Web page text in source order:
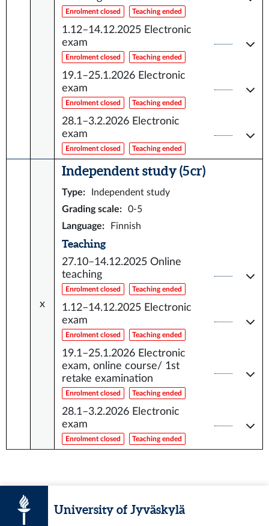
Enrolment closed Teaching ended
1.12–14.12.2025 Electronic
exam
Enrolment closed Teaching ended
19.1–25.1.2026 Electronic
exam
Enrolment closed Teaching ended
28.1–3.2.2026 Electronic
exam
Enrolment closed Teaching ended
x
Independent study (5 cr)
Type:
Independent study
Grading scale:
0-5
Language: Finnish
Teaching
27.10–14.12.2025 Online
teaching
Enrolment closed Teaching ended
1.12–14.12.2025 Electronic
exam
Enrolment closed Teaching ended
19.1–25.1.2026 Electronic
exam, online course/ 1st
retake examination
Enrolment closed Teaching ended
28.1–3.2.2026 Electronic
exam
Enrolment closed Teaching ended
University of Jyväskylä